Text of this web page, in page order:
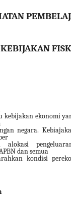
KEBIJAKAN
kebijakan ekonomi
negara.
alokasi
dan semua
kondisi